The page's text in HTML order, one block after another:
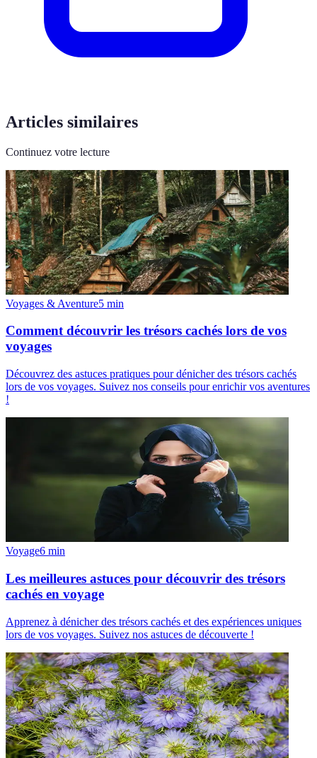
Articles similaires
Continuez votre lecture
Voyages & Aventure5 min
Comment découvrir les trésors cachés lors de vos
voyages
Découvrez des astuces pratiques pour dénicher des trésors cachés
lors de vos voyages. Suivez nos conseils pour enrichir vos aventures
!
Voyage6 min
Les meilleures astuces pour découvrir des trésors
cachés en voyage
Apprenez à dénicher des trésors cachés et des expériences uniques
lors de vos voyages. Suivez nos astuces de découverte !